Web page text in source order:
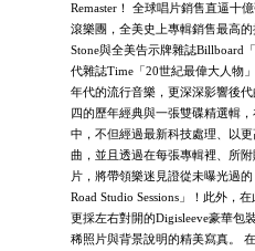
Remaster！ 全球唱片銷售直逼十
滾樂團，全美史上專輯銷售最高
Stone與全美告示牌雜誌Billboard
代雜誌Time「20世紀最偉大人物
年代的流行音樂，更深深影響後
四的歷年經典與一張雙碟精選輯
中，不但經過最新科技處理、以
曲，並且透過在每張專輯裡、所
片，將帶領樂迷見證從未曝光過
Road Studio Sessions」！此外，
更採左右對開的Digisleeve豪華包
稀照片與背景說明的精美寫真。